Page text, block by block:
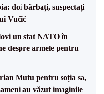
doi bărbați, suspectați
Vučić
un stat NATO în
despre armele pentru
Mutu pentru soția sa,
au văzut imaginile